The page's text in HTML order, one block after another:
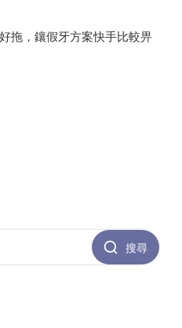
拖，鑲假牙方案快手比較畀
搜尋